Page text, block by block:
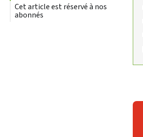
Cet article est réservé à nos
abonnés